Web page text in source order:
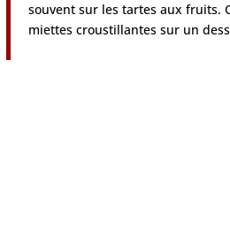
souvent sur les tartes aux fruits.
miettes croustillantes sur un